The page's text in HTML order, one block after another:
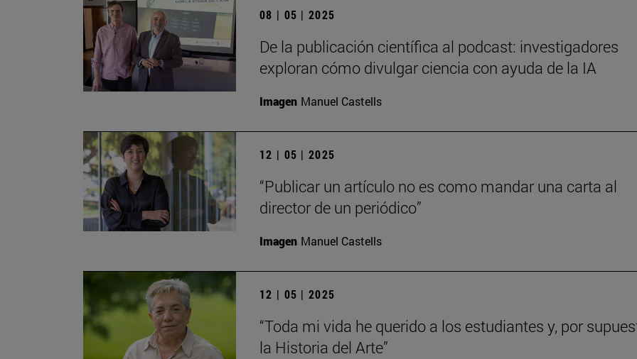
08 | 05 | 2025
De la publicación científica al podcast: investigadores
exploran cómo divulgar ciencia con ayuda de la IA
Imagen Manuel Castells
12 | 05 | 2025
“Publicar un artículo no es como mandar una carta al
director de un periódico”
Imagen Manuel Castells
12 | 05 | 2025
“Toda mi vida he querido a los estudiantes y, por
la Historia del Arte”